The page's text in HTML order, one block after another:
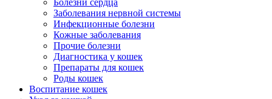
Болезни сердца
Заболевания нервной системы
Инфекционные болезни
Кожные заболевания
Прочие болезни
Диагностика у кошек
Препараты для кошек
Роды кошек
Воспитание кошек